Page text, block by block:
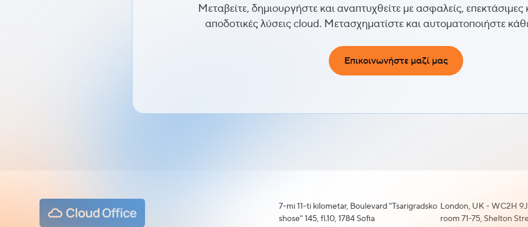
Μεταβείτε, δημιουργήστε και αναπτυχθείτε με ασφαλείς, επεκτάσιμες
αποδοτικές λύσεις cloud. Μετασχηματίστε και αυτοματοποιήστε
Επικοινωνήστε μαζί μας
7-mi 11-ti kilometar, Boulevard "Tsarigradsko
shose" 145, fl.10, 1784 Sofia
London, UK - WC2H
room 71-75, Shelton